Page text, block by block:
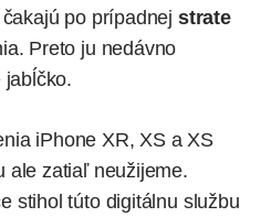
po prípadnej strate
Preto ju nedávno
jabĺčko.
iPhone XR,XS aXS
ale zatiaľ neužijeme.
stihol túto digitálnu službu